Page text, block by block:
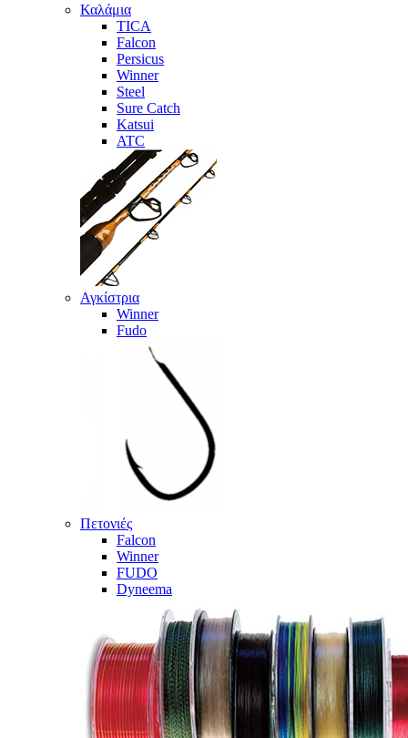
Καλάμια
TICA
Falcon
Persicus
Winner
Steel
Sure Catch
Katsui
ATC
Αγκίστρια
Winner
Fudo
Πετονιές
Falcon
Winner
FUDO
Dyneema